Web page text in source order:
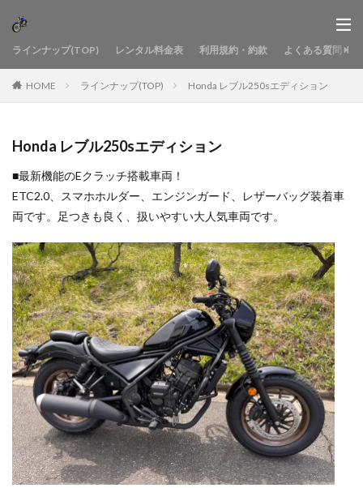
ラインナップ(TOP) レンタル料金表 利用規約・約款 よくある質問
HOME ラインナップ(TOP) Honda レブル250sエディション
Honda レブル250sエディション
■最新機能のEクラッチ搭載車両！
ETC2.0、スマホホルダー、エンジンガード、レザーバッグ装着車
両です。足つきも良く、扱いやすい大人気車両です。